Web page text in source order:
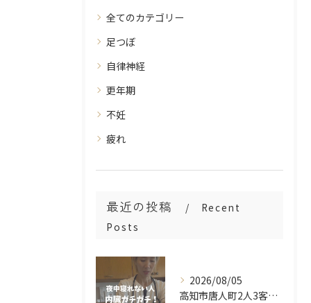
全てのカテゴリー
足つぼ
自律神経
更年期
不妊
疲れ
最近の投稿
Recent
Posts
2026/08/05
高知市唐人町2人3客です🌿